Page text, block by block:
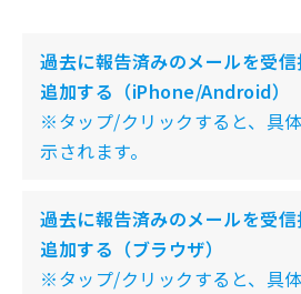
過去に報告済みのメールを受
追加する（iPhone/Android）
※タップ/クリックすると、具
示されます。
過去に報告済みのメールを受
追加する （ブラウザ）
※タップ/クリックすると、具